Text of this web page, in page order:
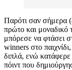
Παρότι σαν σήμερα
πρώτο και μοναδικό
μπόρεσε να φτάσει
winners στο
διπλά, ενώ κατάφερε
πόιντ που